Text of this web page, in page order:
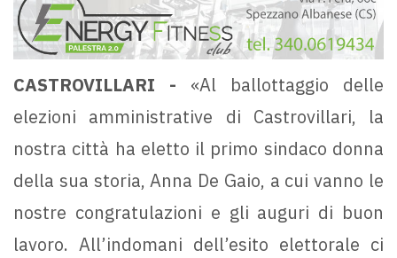
CASTROVILLARI - «Al ballottaggio delle
elezioni amministrative di Castrovillari, la
nostra città ha eletto il primo sindaco donna
della sua storia, Anna De Gaio, a cui vanno le
nostre congratulazioni e gli auguri di buon
lavoro. All’indomani dell’esito elettorale ci